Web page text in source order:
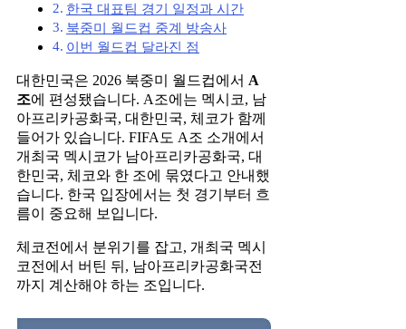
한국 대표팀 경기 일정과 시간
북중미 월드컵 중계 방송사
이번 월드컵 달라진 점
대한민국은 2026 북중미 월드컵에서 A
조에 편성됐습니다. A조에는 멕시코, 남
아프리카공화국, 대한민국, 체코가 함께
들어가 있습니다. FIFA도 A조 소개에서
개최국 멕시코가 남아프리카공화국, 대
한민국, 체코와 한 조에 묶였다고 안내했
습니다. 한국 입장에서는 첫 경기부터 흐
름이 중요해 보입니다.
체코전에서 분위기를 잡고, 개최국 멕시
코전에서 버틴 뒤, 남아프리카공화국전
까지 계산해야 하는 조입니다.